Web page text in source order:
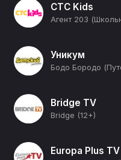
СТС Kids
Агент 203
Уникум
Bridge TV
Bridge (12+)
Europa Plus TV